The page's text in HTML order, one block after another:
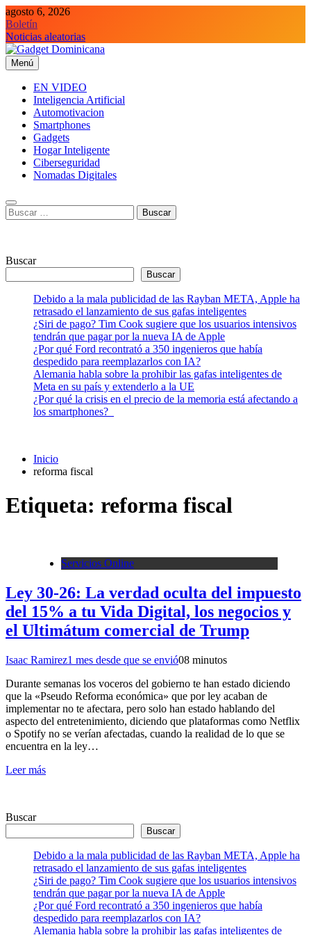
Saltar
al
contenido
agosto 6, 2026
Boletín
Noticias aleatorias
Gadget Dominicana
Gadgets y Tecnología de consumo
Menú
EN VIDEO
Inteligencia Artificial
Automotivacion
Smartphones
Gadgets
Hogar Inteligente
Ciberseguridad
Nomadas Digitales
Buscar:
Buscar
Buscar
Debido a la mala publicidad de las Rayban META, Apple ha
retrasado el lanzamiento de sus gafas inteligentes
¿Siri de pago? Tim Cook sugiere que los usuarios intensivos
tendrán que pagar por la nueva IA de Apple
¿Por qué Ford recontrató a 350 ingenieros que había
despedido para reemplazarlos con IA?
Alemania habla sobre la prohibir las gafas inteligentes de
Meta en su país y extenderlo a la UE
¿Por qué la crisis en el precio de la memoria está afectando a
los smartphones?
Inicio
reforma fiscal
Etiqueta: reforma fiscal
Servicios Online
Ley 30-26: La verdad oculta del impuesto
del 15% a tu Vida Digital, los negocios y
el Ultimátum comercial de Trump
Isaac Ramirez1 mes desde que se envió08 minutos
Durante semanas los voceros del gobierno te han estado diciendo
que la «Pseudo Reforma económica» que por ley acaban de
implementar no te afectara, pero solo han estado hablando del
aspecto del entretenimiento, diciendo que plataformas como Netflix
o Spotify no se verían afectadas, cuando la realidad de lo que se
encuentra en la ley…
Leer más
Buscar
Buscar
Debido a la mala publicidad de las Rayban META, Apple ha
retrasado el lanzamiento de sus gafas inteligentes
¿Siri de pago? Tim Cook sugiere que los usuarios intensivos
tendrán que pagar por la nueva IA de Apple
¿Por qué Ford recontrató a 350 ingenieros que había
despedido para reemplazarlos con IA?
Alemania habla sobre la prohibir las gafas inteligentes de